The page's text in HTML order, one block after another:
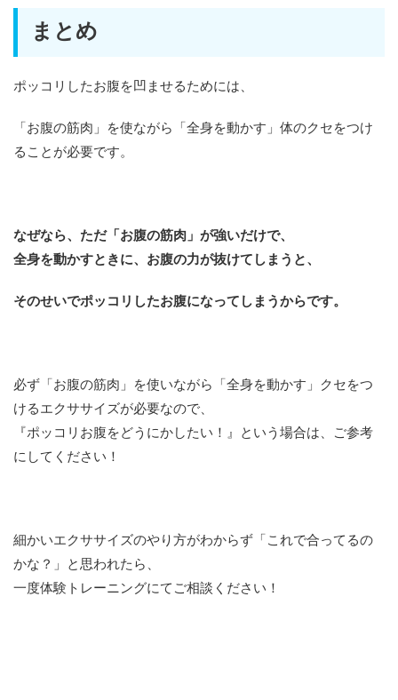
まとめ
ポッコリしたお腹を凹ませるためには、
「お腹の筋肉」を使ながら「全身を動かす」体のクセをつけ
ることが必要です。
なぜなら、ただ「お腹の筋肉」が強いだけで、
全身を動かすときに、お腹の力が抜けてしまうと、
そのせいでポッコリしたお腹になってしまうからです。
必ず「お腹の筋肉」を使いながら「全身を動かす」クセをつ
けるエクササイズが必要なので、
『ポッコリお腹をどうにかしたい！』という場合は、ご参考
にしてください！
細かいエクササイズのやり方がわからず「これで合ってるの
かな？」と思われたら、
一度体験トレーニングにてご相談ください！